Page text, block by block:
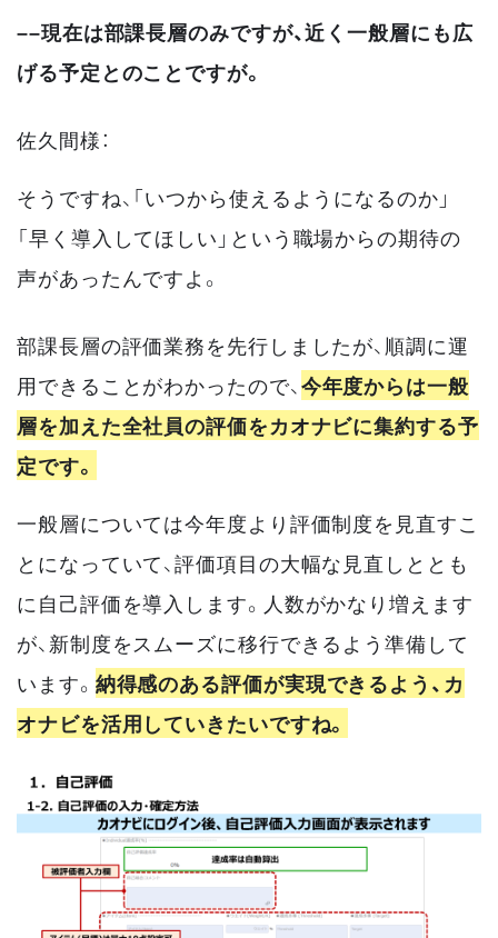
––現在は部課長層のみですが、近く一般層にも広
げる予定とのことですが。
佐久間様：
そうですね、「いつから使えるようになるのか」
「早く導入してほしい」という職場からの期待の
声があったんですよ。
部課長層の評価業務を先行しましたが、順調に運
用できることがわかったので、今年度からは一般
層を加えた全社員の評価をカオナビに集約する予
定です。
一般層については今年度より評価制度を見直すこ
とになっていて、評価項目の大幅な見直しととも
に自己評価を導入します。人数がかなり増えます
が、新制度をスムーズに移行できるよう準備して
います。 納得感のある評価が実現できるよう、カ
オナビを活用していきたいですね。